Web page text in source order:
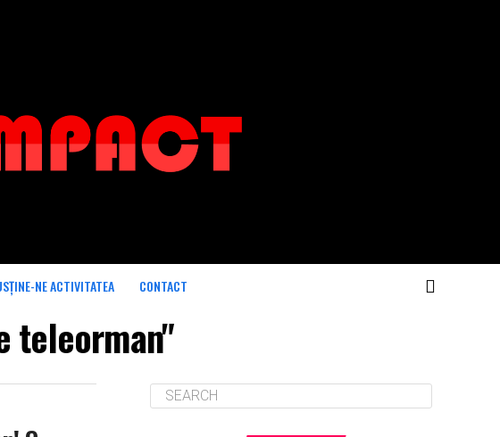
NE ACTIVITATEA CONTACT
teleorman"